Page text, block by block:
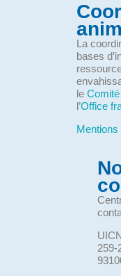
La
bases
le Comité
l’Office
259-